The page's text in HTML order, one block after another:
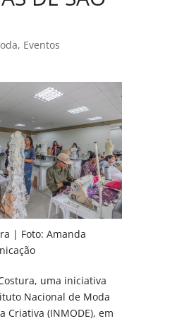
, Eventos
| Foto: Amanda
uma iniciativa
Nacional de Moda
Criativa (INMODE), em